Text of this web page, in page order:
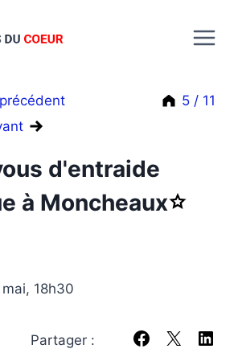
5 / 11
d'entraide
à MoncheauxA
j
n
d
18h30
Partager : Partager sur
Partager